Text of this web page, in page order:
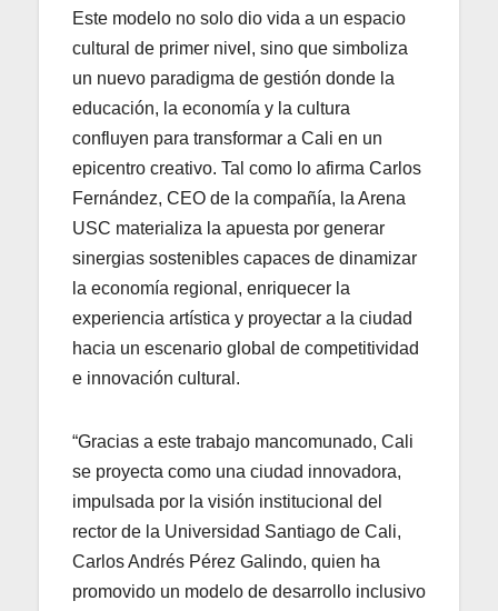
Este modelo no solo dio vida a un espacio
cultural de primer nivel, sino que simboliza
un nuevo paradigma de gestión donde la
educación, la economía y la cultura
confluyen para transformar a Cali en un
epicentro creativo. Tal como lo afirma Carlos
Fernández, CEO de la compañía, la Arena
USC materializa la apuesta por generar
sinergias sostenibles capaces de dinamizar
la economía regional, enriquecer la
experiencia artística y proyectar a la ciudad
hacia un escenario global de competitividad
e innovación cultural.
“Gracias a este trabajo mancomunado, Cali
se proyecta como una ciudad innovadora,
impulsada por la visión institucional del
rector de la Universidad Santiago de Cali,
Carlos Andrés Pérez Galindo, quien ha
promovido un modelo de desarrollo inclusivo